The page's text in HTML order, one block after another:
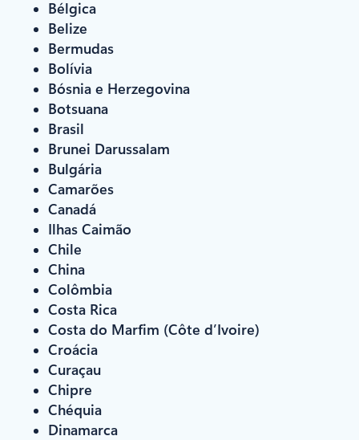
Bélgica
Belize
Bermudas
Bolívia
Bósnia e Herzegovina
Botsuana
Brasil
Brunei Darussalam
Bulgária
Camarões
Canadá
Ilhas Caimão
Chile
China
Colômbia
Costa Rica
Costa do Marfim (Côte d’Ivoire)
Croácia
Curaçau
Chipre
Chéquia
Dinamarca